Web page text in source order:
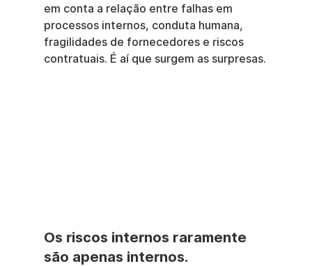
em conta a relação entre falhas em
processos internos, conduta humana,
fragilidades de fornecedores e riscos
contratuais. É aí que surgem as surpresas.
Os riscos internos raramente
são apenas internos.